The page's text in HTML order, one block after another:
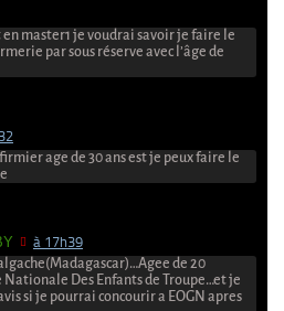
en master1 je voudrai savoir je faire le
par sous réserve avec l’âge de
age de 30 ans est je peux faire le
à 17h39
de 20
Nationale Des Enfants de Troupe…et je
si je pourrai concourir a EOGN apres